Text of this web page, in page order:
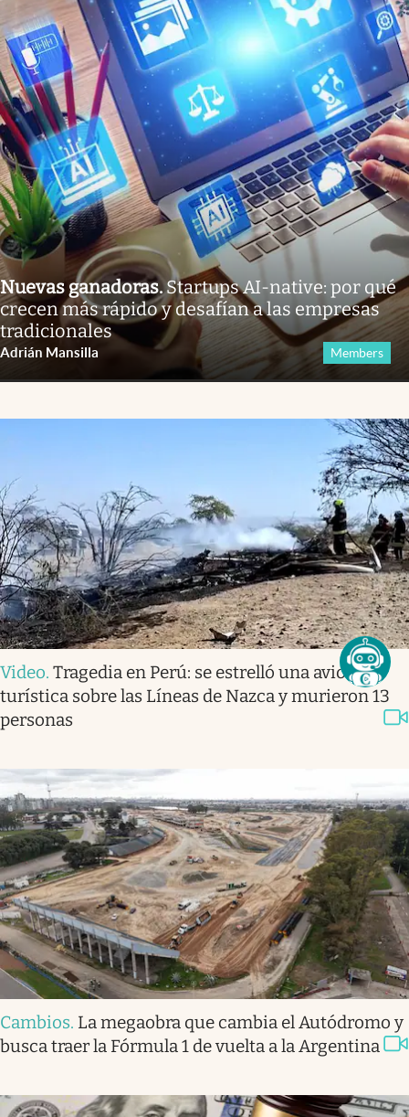
Nuevas ganadoras.Startups AI-native: por qué
crecen más rápido y desafían a las empresas
tradicionales
Adrián Mansilla Members
Video. Tragedia en Perú: se estrelló una avioneta
turística sobre las Líneas de Nazca y murieron 13
personas
Cambios. La megaobra que cambia el Autódromo y
busca traer la Fórmula 1 de vuelta a la Argentina